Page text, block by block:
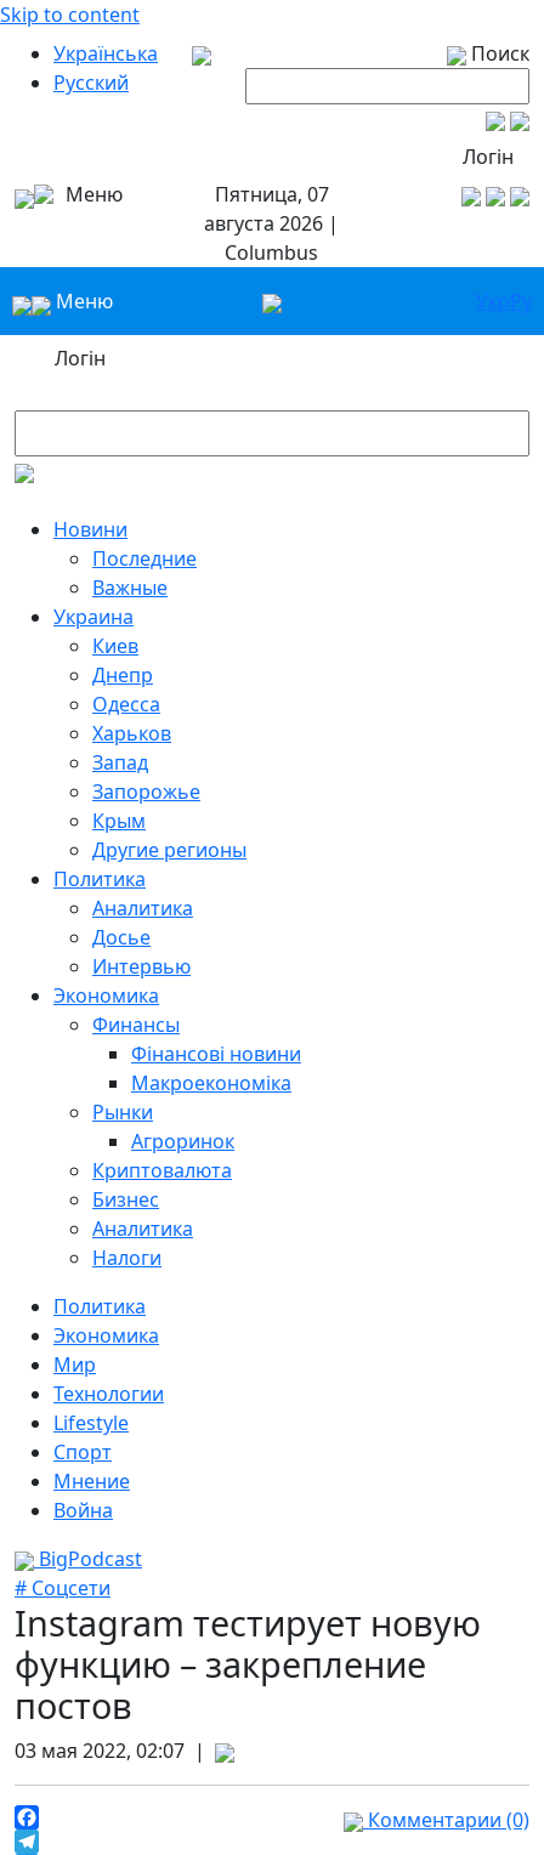
Skip to content
Українська
Русский
Поиск
Логін
Меню
Пятница, 07
августа 2026 |
Columbus
Меню
УкрРу
Логін
Новини
Последние
Важные
Украина
Киев
Днепр
Одесса
Харьков
Запад
Запорожье
Крым
Другие регионы
Политика
Аналитика
Досье
Интервью
Экономика
Финансы
Фінансові новини
Макроекономіка
Рынки
Агроринок
Криптовалюта
Бизнес
Аналитика
Налоги
Политика
Экономика
Мир
Технологии
Lifestyle
Спорт
Мнение
Война
BigPodcast
# Соцсети
Instagram тестирует новую
функцию – закрепление
постов
03 мая 2022, 02:07 |
Facebook
Комментарии (0)